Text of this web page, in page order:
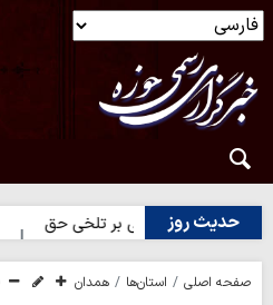
حدیث روز
روز | شکیبایی بر تلخی حق
صفحه اصلی استان‌ها همدان